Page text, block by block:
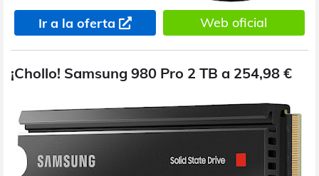
Ir a la oferta Web oficial
¡Chollo! Samsung 980 Pro 2 TB a 254,98 €